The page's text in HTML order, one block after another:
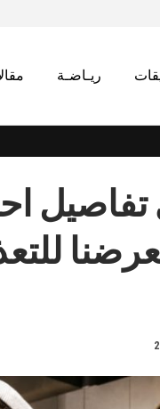
ريـاضـة